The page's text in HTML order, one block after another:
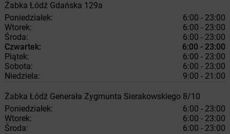
Żabka Łódź Gdańska 129a
Poniedziałek:
6:00 - 23:00
Wtorek:
6:00 - 23:00
Środa:
6:00 - 23:00
Czwartek:
6:00 - 23:00
Piątek:
6:00 - 23:00
Sobota:
6:00 - 23:00
Niedziela:
9:00 - 21:00
Żabka Łódź Generała Zygmunta Sierakowskiego 8/10
Poniedziałek:
6:00 - 23:00
Wtorek:
6:00 - 23:00
Środa:
6:00 - 23:00